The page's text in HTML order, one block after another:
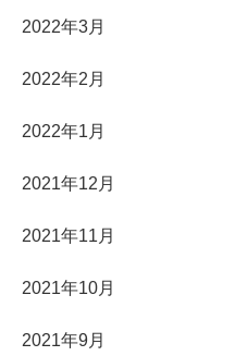
2022年3月
2022年2月
2022年1月
2021年12月
2021年11月
2021年10月
2021年9月